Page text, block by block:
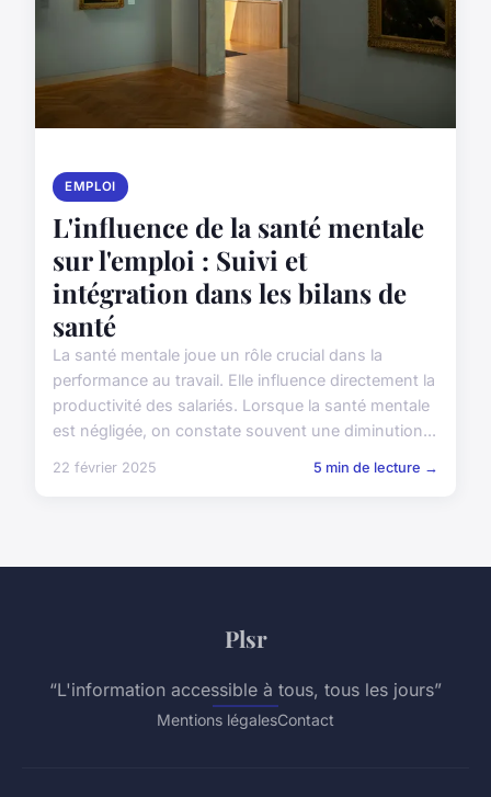
EMPLOI
L'influence de la santé mentale
sur l'emploi : Suivi et
intégration dans les bilans de
santé
La santé mentale joue un rôle crucial dans la
performance au travail. Elle influence directement la
productivité des salariés. Lorsque la santé mentale
est négligée, on constate souvent une diminution...
22 février 2025 5 min de lecture →
Plsr
“L'information accessible à tous, tous les jours”
Mentions légalesContact